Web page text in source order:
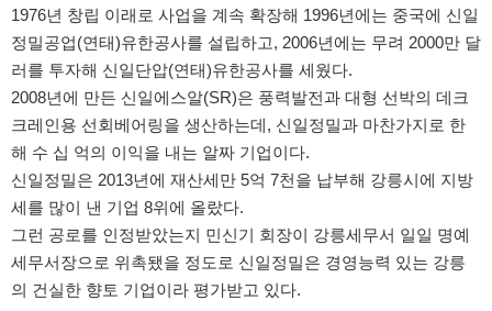
1976년 창립 이래로 사업을 계속 확장해 1996년에는 중국에 신일
정밀공업(연태)유한공사를 설립하고, 2006년에는 무려 2000만 달
러를 투자해 신일단압(연태)유한공사를 세웠다.
2008년에 만든 신일에스알(SR)은 풍력발전과 대형 선박의 데크
크레인용 선회베어링을 생산하는데, 신일정밀과 마찬가지로 한
해 수 십 억의 이익을 내는 알짜 기업이다.
신일정밀은 2013년에 재산세만 5억 7천을 납부해 강릉시에 지방
세를 많이 낸 기업 8위에 올랐다.
그런 공로를 인정받았는지 민신기 회장이 강릉세무서 일일 명예
세무서장으로 위촉됐을 정도로 신일정밀은 경영능력 있는 강릉
의 건실한 향토 기업이라 평가받고 있다.